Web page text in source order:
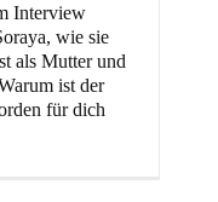
Interview
wie sie
als Mutter und
ist der
für dich